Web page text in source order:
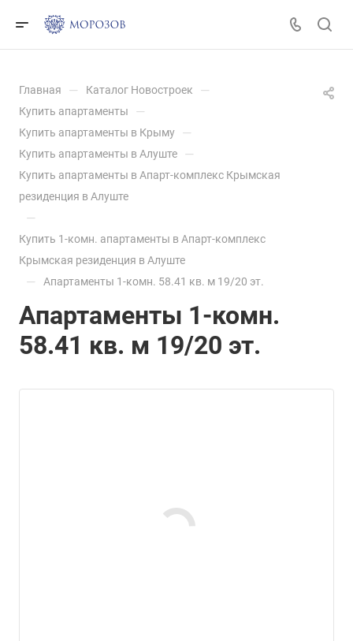
Главная — Каталог Новостроек —
Купить апартаменты —
Купить апартаменты в Крыму —
Купить апартаменты в Алуште —
Купить апартаменты в Апарт-комплекс Крымская
резиденция в Алуште
—
Купить 1-комн. апартаменты в Апарт-комплекс
Крымская резиденция в Алуште
— Апартаменты 1-комн. 58.41 кв. м 19/20 эт.
Апартаменты 1-комн.
58.41 кв. м 19/20 эт.